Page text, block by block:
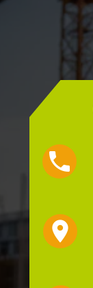
location_on
local_phone